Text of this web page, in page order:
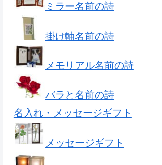
ミラー名前の詩
掛け軸名前の詩
メモリアル名前の詩
バラと名前の詩
名入れ・メッセージギフト
メッセージギフト